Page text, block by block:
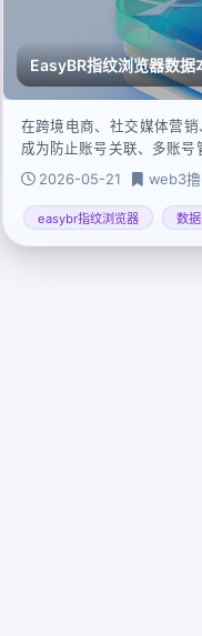
EasyBR指纹浏览器数
在跨境电商、社交媒体营
成为防止账号关联、多账号
纹浏览器时，很容易忽略
2026-05-21 web3撸
easybr指纹浏览器 数